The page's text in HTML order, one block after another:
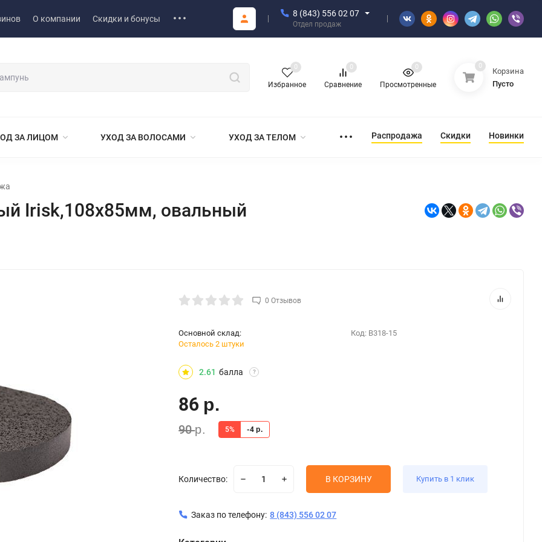
О компании Скидки и бонусы
8 (843) 556 02 07
Отдел продаж
Избранное
0
Сравнение
0
Просмотренные
0 0
Корзина
Пусто
ЗА ЛИЦОМ УХОД ЗА ВОЛОСАМИ УХОД ЗА ТЕЛОМ Распродажа Скидки Новинки
Irisk,108х85мм, овальный
0 Отзывов
Основной склад:
Осталось 2 штуки
Код: В318-15
2.61 балла ?
86 р.
90р. 5% -4 р.
Количество: В КОРЗИНУ Купить в 1 клик
Заказ по телефону: 8 (843) 556 02 07